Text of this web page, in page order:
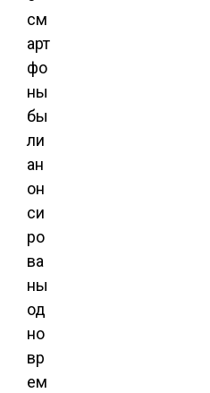
см
арт
фо
ны
бы
ли
ан
он
си
ро
ва
ны
од
но
вр
ем